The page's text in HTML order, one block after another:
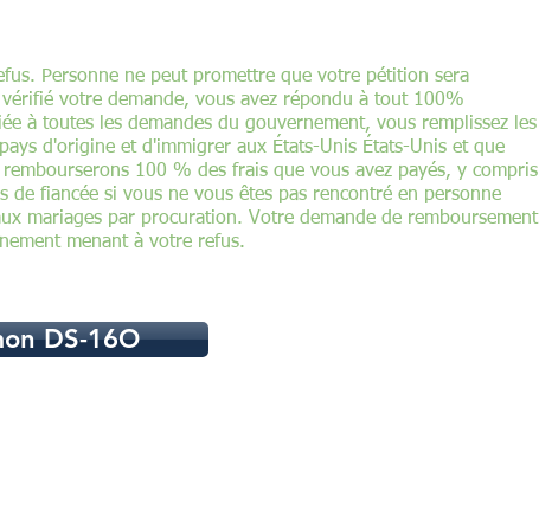
Personne ne peut promettre que votre pétition sera
votre demande, vous avez répondu à tout 100%
à toutes les demandes du gouvernement, vous remplissez les
d'origine et d'immigrer aux États-Unis États-Unis et que
100 % des frais que vous avez payés, y compris
de fiancée si vous ne vous êtes pas rencontré en personne
mariages par procuration. Votre demande de remboursement
menant à votre refus.
DS-16O